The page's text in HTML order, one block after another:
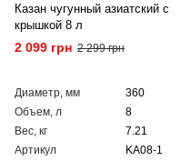
Казан чугунный азиатский с
крышкой 8 л
2 099 грн 2 299 грн
Диаметр, мм
360
Объем, л
8
Вес, кг
7.21
Артикул
KA08-1